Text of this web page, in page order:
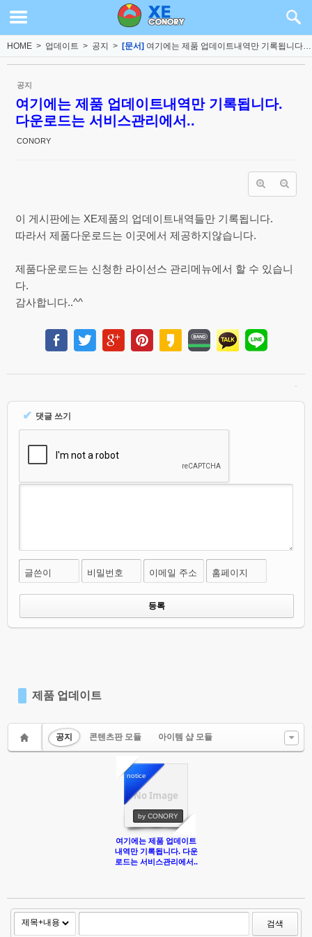
HOME > 업데이트 > 공지 > [문서] 여기에는 제품 업데이트내역만 기록됩니다. ...
공지
여기에는 제품 업데이트내역만 기록됩니다.
다운로드는 서비스관리에서..
CONORY
이 게시판에는 XE제품의 업데이트내역들만 기록됩니다.
따라서 제품다운로드는 이곳에서 제공하지않습니다.
제품다운로드는 신청한 라이선스 관리메뉴에서 할 수 있습니
다.
감사합니다..^^
✔ 댓글 쓰기
글쓴이 비밀번호 이메일 주소 홈페이지
제품 업데이트
공지 콘텐츠판 모듈 아이템 샵 모듈
No Image
notice
by CONORY
여기에는 제품 업데이트
내역만 기록됩니다. 다운
로드는 서비스관리에서..
검색